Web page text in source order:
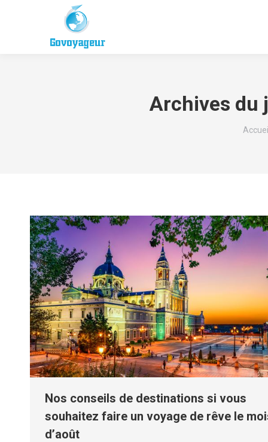
Archives du
Vous
Nos conseils de destinations si vous
souhaitez faire un voyage de rêve le
d’août